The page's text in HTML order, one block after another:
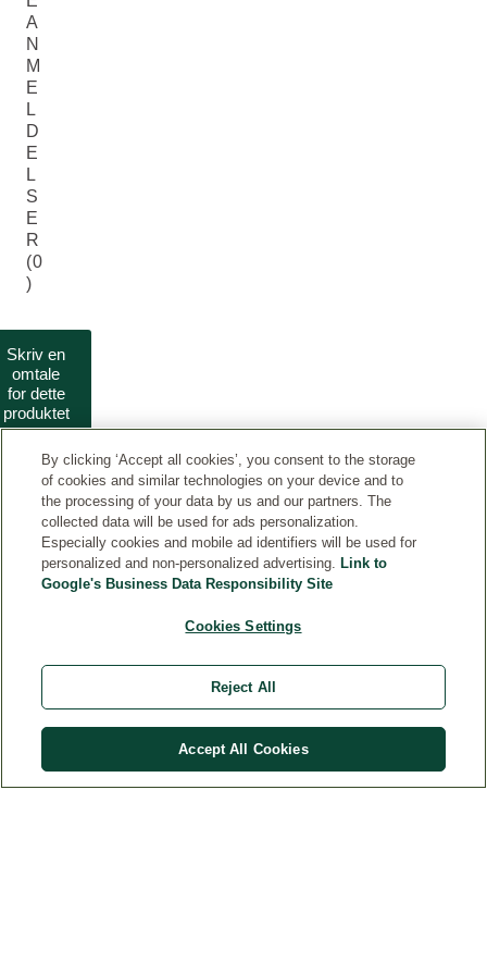
A
N
M
E
L
D
E
L
S
E
R
(0
)
Skriv en
omtale
for dette
produktet
By clicking ‘Accept all cookies’, you consent to the storage
of cookies and similar technologies on your device and to
the processing of your data by us and our partners. The
collected data will be used for ads personalization.
Especially cookies and mobile ad identifiers will be used for
personalized and non-personalized advertising. Link to
Google's Business Data Responsibility Site
Cookies Settings
Reject All
Accept All Cookies